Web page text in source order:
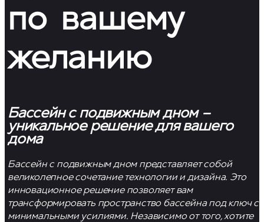
по вашему
желанию
Бассейн с подвижным дном –
уникальное решение для вашего
дома
Бассейн с подвижным дном представляет собой
великолепное сочетание технологии и дизайна. Это
инновационное решение позволяет вам
трансформировать пространство бассейна под ключ с
минимальными усилиями. Независимо от того, хотите